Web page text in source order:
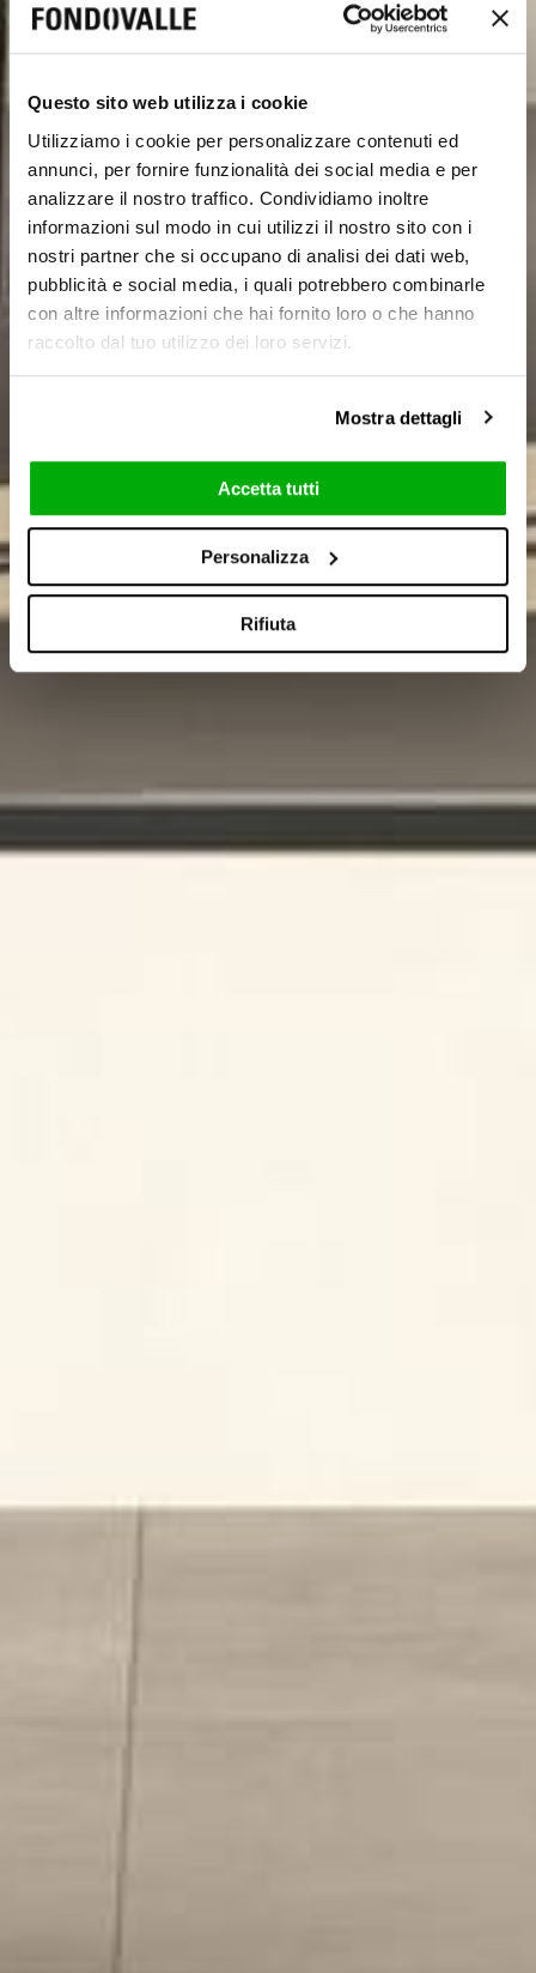
Questo sito web utilizza i cookie
Utilizziamo i cookie per personalizzare contenuti ed
annunci, per fornire funzionalità dei social media e per
analizzare il nostro traffico. Condividiamo inoltre
informazioni sul modo in cui utilizzi il nostro sito con i
nostri partner che si occupano di analisi dei dati web,
pubblicità e social media, i quali potrebbero combinarle
con altre informazioni che hai fornito loro o che hanno
raccolto dal tuo utilizzo dei loro servizi.
Mostra dettagli
Accetta tutti
Personalizza
Rifiuta